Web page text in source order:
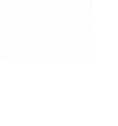
a Tommaseo,